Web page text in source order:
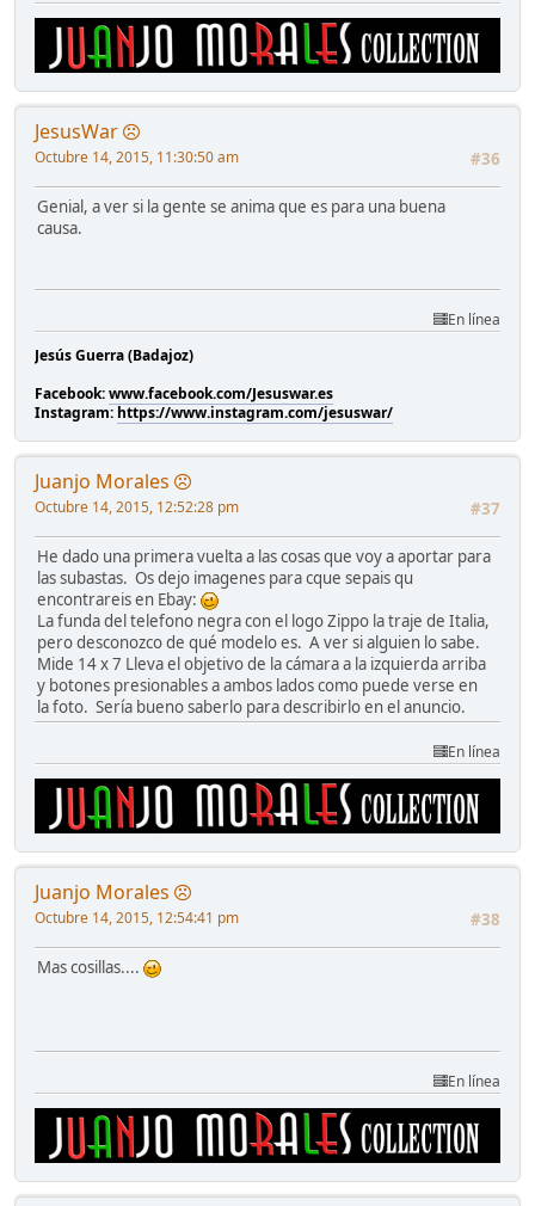
JesusWar
#36
Octubre 14, 2015, 11:30:50 am
Genial, a ver si la gente se anima que es para una buena
causa.
En línea
Jesús Guerra (Badajoz)
Facebook:www.facebook.com/Jesuswar.es
Instagram: https://www.instagram.com/jesuswar/
Juanjo Morales
#37
Octubre 14, 2015, 12:52:28 pm
He dado una primera vuelta a las cosas que voy a aportar para
las subastas. Os dejo imagenes para cque sepais qu
encontrareis en Ebay:
La funda del telefono negra con el logo Zippo la traje de Italia,
pero desconozco de qué modelo es. A ver si alguien lo sabe.
Mide 14 x 7 Lleva el objetivo de la cámara a la izquierda arriba
y botones presionables a ambos lados como puede verse en
la foto. Sería bueno saberlo para describirlo en el anuncio.
En línea
Juanjo Morales
#38
Octubre 14, 2015, 12:54:41 pm
Mas cosillas....
En línea